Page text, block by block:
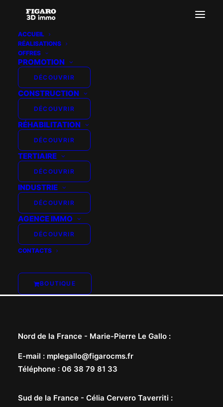
ACCUEIL
RÉALISATIONS
OFFRES
PROMOTION
DÉCOUVRIR
CONSTRUCTION
DÉCOUVRIR
RÉHABILITATION
DÉCOUVRIR
TERTIAIRE
DÉCOUVRIR
INDUSTRIE
DÉCOUVRIR
AGENCE IMMO
DÉCOUVRIR
CONTACTS
BOUTIQUE
Configurateur de maisons individuelles
Accueil
Configurateur de rénovation
Configurateur de maisons individuelles
Nord de la France - Marie-Pierre Le Gallo :
E-mail : mplegallo@figarocms.fr
Téléphone : 06 38 79 81 33
Sud de la France - Célia Cervero Taverriti :